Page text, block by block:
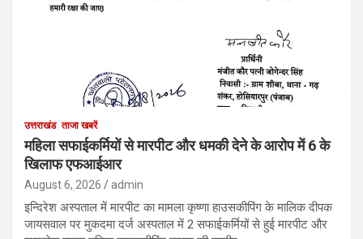
उत्तराखंड ताजा खबरें
महिला सफाईकर्मियों से मारपीट और धमकी देने के आरोप में 6 के
खिलाफ एफआईआर
August 6, 2026 admin
इन्दिरेश अस्पताल में मारपीट का मामला कृष्णा हाउसकीपिंग के मालिक दीपक
जायसवाल पर मुकदमा दर्ज अस्पताल में 2 सफाईकर्मियों से हुई मारपीट और